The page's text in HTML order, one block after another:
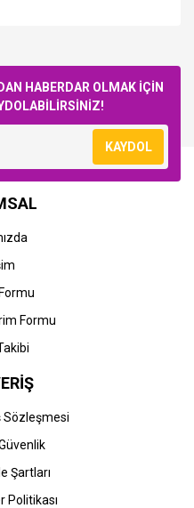
HABERDAR OLMAK İÇİN
KAYDOL
Formu
Sözleşmesi
Şartları
Politikası